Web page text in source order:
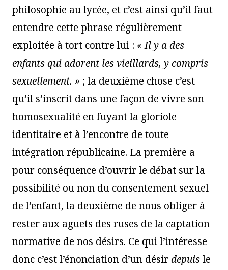
philosophie au lycée, et c’est ainsi qu’il faut
entendre cette phrase régulièrement
exploitée à tort contre lui : « Il y a des
enfants qui adorent les vieillards, y compris
sexuellement. » ; la deuxième chose c’est
qu’il s’inscrit dans une façon de vivre son
homosexualité en fuyant la gloriole
identitaire et à l’encontre de toute
intégration républicaine. La première a
pour conséquence d’ouvrir le débat sur la
possibilité ou non du consentement sexuel
de l’enfant, la deuxième de nous obliger à
rester aux aguets des ruses de la captation
normative de nos désirs. Ce qui l’intéresse
donc c’est l’énonciation d’un désirdepuisle